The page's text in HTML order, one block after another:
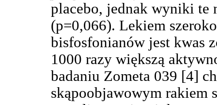
placebo, jednak wyniki te
(p=0,066). Lekiem
bisfosfonianów jest kwas
1000 razy większą
badaniu Zometa 039 [4]
skąpoobjawowym rakiem